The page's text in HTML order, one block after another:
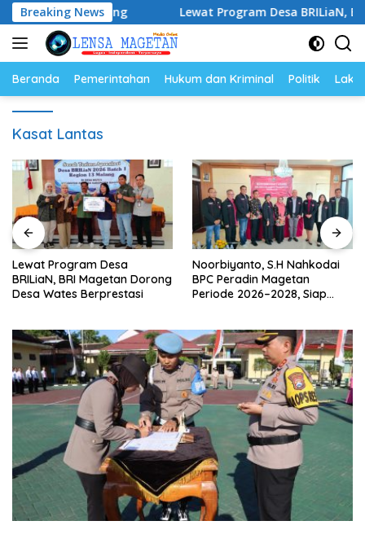
Langsung
ke
konten
Breaking News
Berpulang Lewat Program Desa BRILiaN, BRI
Beranda Pemerintahan Hukum dan Kriminal Politik
Kasat Lantas
Lewat Program Desa
BRILiaN, BRI Magetan Dorong
Desa Wates Berprestasi
Noorbiyanto, S.H Nahkodai
BPC Peradin Magetan
Periode 2026–2028, Siap